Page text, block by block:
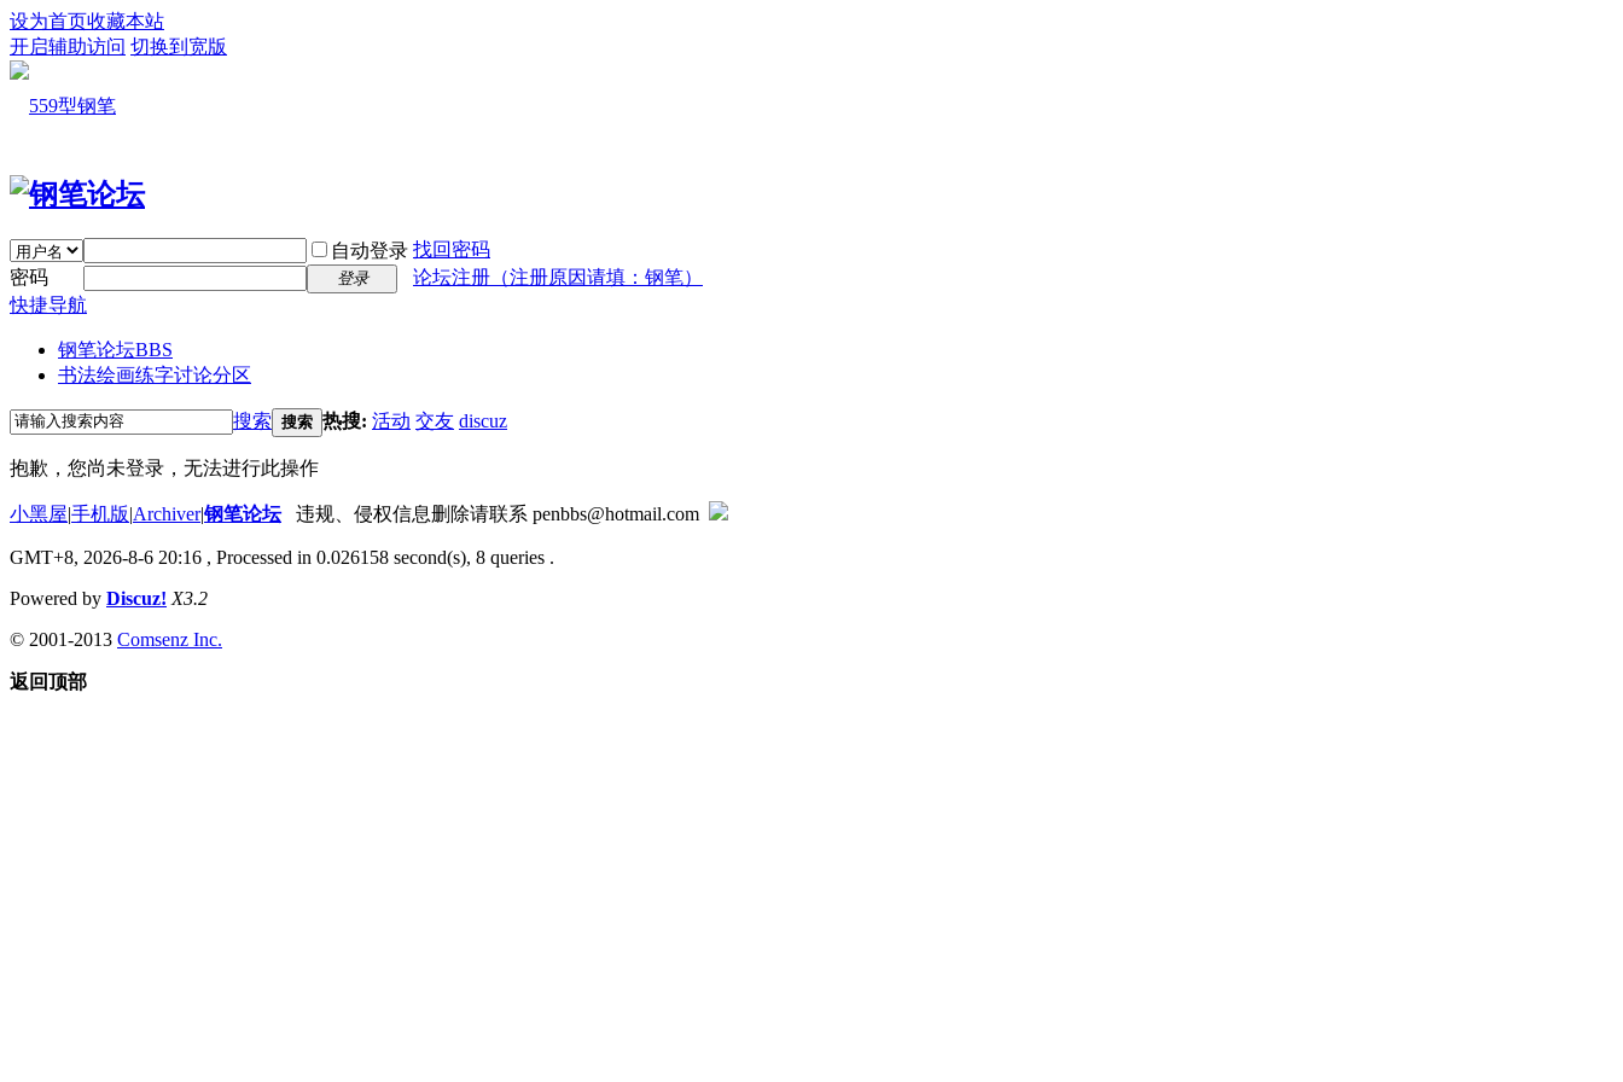
设为首页收藏本站
开启辅助访问 切换到宽版
自动登录 找回密码
密码
登录
论坛注册（注册原因请填：钢笔）
快捷导航
钢笔论坛BBS
书法绘画练字讨论分区
搜索 搜索 热搜: 活动 交友 discuz
抱歉，您尚未登录，无法进行此操作
小黑屋|手机版|Archiver|钢笔论坛 违规、侵权信息删除请联系 penbbs@hotmail.com
GMT+8, 2026-8-6 20:16 , Processed in 0.026158 second(s), 8 queries .
Powered by Discuz! X3.2
© 2001-2013 Comsenz Inc.
返回顶部